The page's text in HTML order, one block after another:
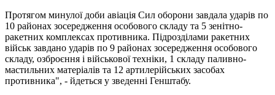
Протягом минулої доби авіація Сил оборони завдала ударів по
10 районах зосередження особового складу та 5 зенітно-
ракетних комплексах противника. Підрозділами ракетних
військ завдано ударів по 9 районах зосередження особового
складу, озброєння і військової техніки, 1 складу паливно-
мастильних матеріалів та 12 артилерійських засобах
противника", - йдеться у зведенні Генштабу.